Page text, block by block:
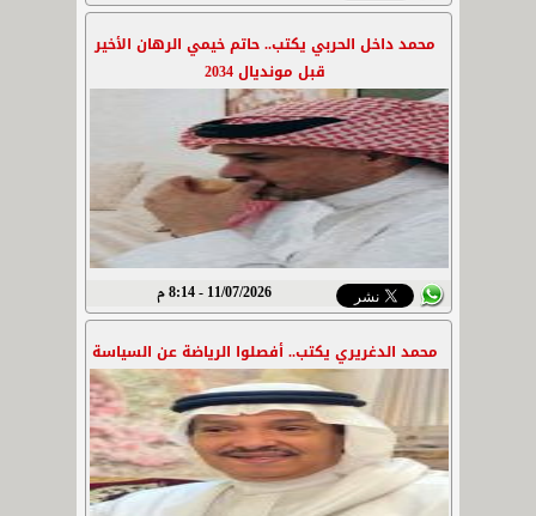
محمد داخل الحربي يكتب.. حاتم خيمي الرهان الأخير
قبل مونديال 2034
11/07/2026 - 8:14 م
محمد الدغريري يكتب.. أفصلوا الرياضة عن السياسة